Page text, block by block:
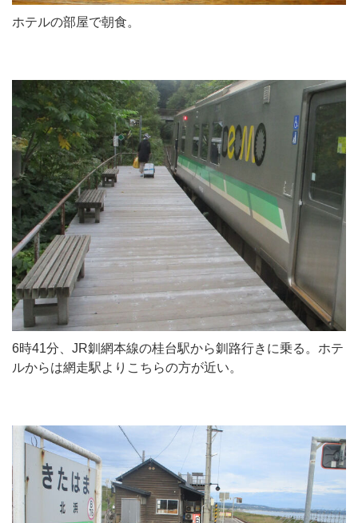
ホテルの部屋で朝食。
6時41分、JR釧網本線の桂台駅から釧路行きに乗る。ホテ
ルからは網走駅よりこちらの方が近い。